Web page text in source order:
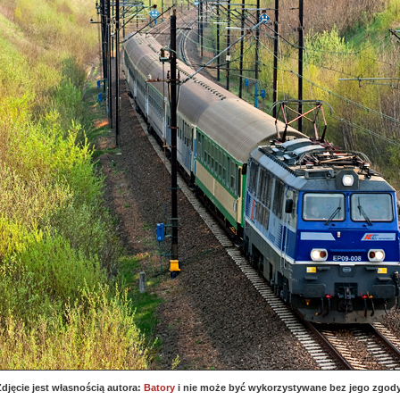
jest własnością autora: Batoryi nie może być wykorzystywane bez jego